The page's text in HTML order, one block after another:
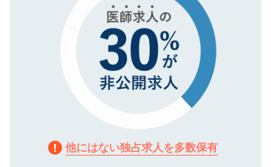
他にはない独占求人を多数保有